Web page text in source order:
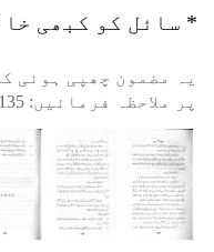
* سائل کو کبھی
یہ مضمون چھپی ہوئی
پر ملاحظہ فرمائیں: 135